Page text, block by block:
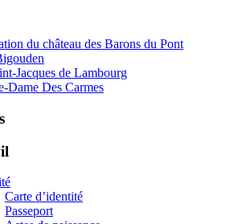
du château des Barons du Pont
Jacques de Lambourg
Dame Des Carmes
Carte d’identité
Passeport